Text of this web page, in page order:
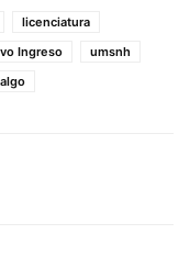
licenciatura
Ingreso
umsnh